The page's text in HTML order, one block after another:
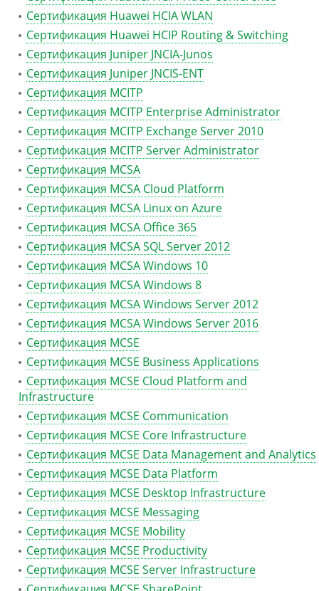
Сертификация Huawei HCIA WLAN
Сертификация Huawei HCIP Routing & Switching
Сертификация Juniper JNCIA-Junos
Сертификация Juniper JNCIS-ENT
Сертификация MCITP
Сертификация MCITP Enterprise Administrator
Сертификация MCITP Exchange Server 2010
Сертификация MCITP Server Administrator
Сертификация MCSA
Сертификация MCSA Cloud Platform
Сертификация MCSA Linux on Azure
Сертификация MCSA Office 365
Сертификация MCSA SQL Server 2012
Сертификация MCSA Windows 10
Сертификация MCSA Windows 8
Сертификация MCSA Windows Server 2012
Сертификация MCSA Windows Server 2016
Сертификация MCSE
Сертификация MCSE Business Applications
Сертификация MCSE Cloud Platform and
Infrastructure
Сертификация MCSE Communication
Сертификация MCSE Core Infrastructure
Сертификация MCSE Data Management and Analytics
Сертификация MCSE Data Platform
Сертификация MCSE Desktop Infrastructure
Сертификация MCSE Messaging
Сертификация MCSE Mobility
Сертификация MCSE Productivity
Сертификация MCSE Server Infrastructure